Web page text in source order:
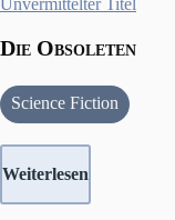
Die Obsoleten
Science Fiction
Weiterlesen